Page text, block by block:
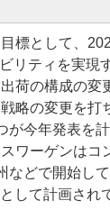
標として、
リティを実現
荷の構成の変
略の変更を打
が今年発表を
ワーゲンはコ
などで開始し
して計画され